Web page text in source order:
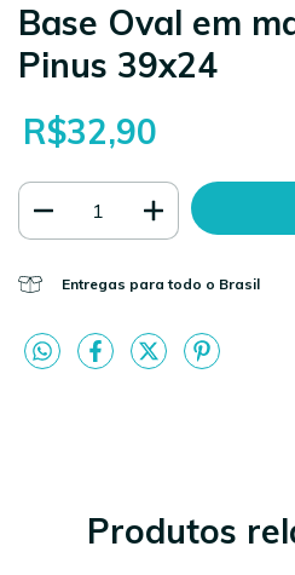
Base Oval em
Pinus 39x24
R$32,90
Entregas para todo o Brasil
Produtos